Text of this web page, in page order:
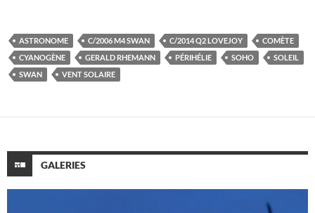
ASTRONOME C/2006 M4 SWAN C/2014 Q2 LOVEJOY
COMÈTE
CYANOGÈNE
GERALD RHEMANN PÉRIHÉLIE SOHO
SOLEIL
SWAN
VENT SOLAIRE
GALERIES